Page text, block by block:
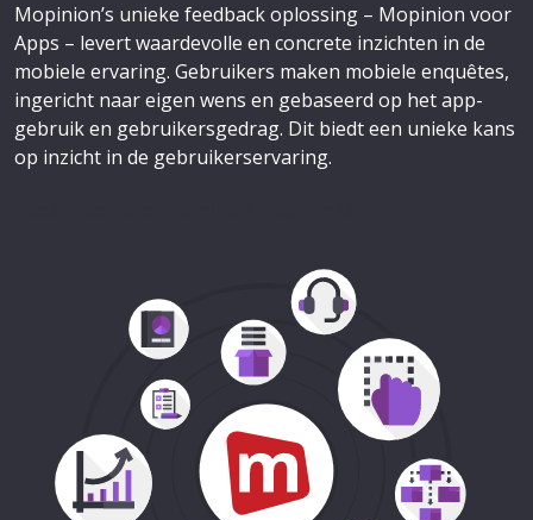
Mopinion’s unieke feedback oplossing – Mopinion voor
Apps – levert waardevolle en concrete inzichten in de
mobiele ervaring. Gebruikers maken mobiele enquêtes,
ingericht naar eigen wens en gebaseerd op het app-
gebruik en gebruikersgedrag. Dit biedt een unieke kans
op inzicht in de gebruikerservaring.